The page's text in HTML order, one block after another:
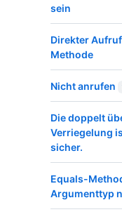
sein
Direkter
Methode
Nicht anrufen
Die doppelt
Verriegelung
sicher.
Equals-
Argumenttyp